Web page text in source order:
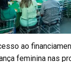
ao
feminina nas